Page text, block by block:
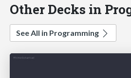
Other Decks in
See All in Programming